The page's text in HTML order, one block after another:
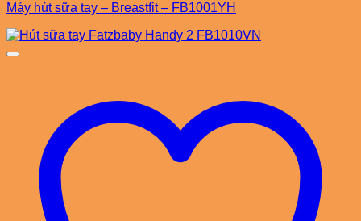
Máy hút sữa tay – Breastfit – FB1001YH